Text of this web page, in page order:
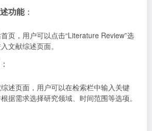
功能：
页，用户可以点击“Literature Review”选
文献综述页面。
：
述页面，用户可以在检索栏中输入关键
据需求选择研究领域、时间范围等选项。